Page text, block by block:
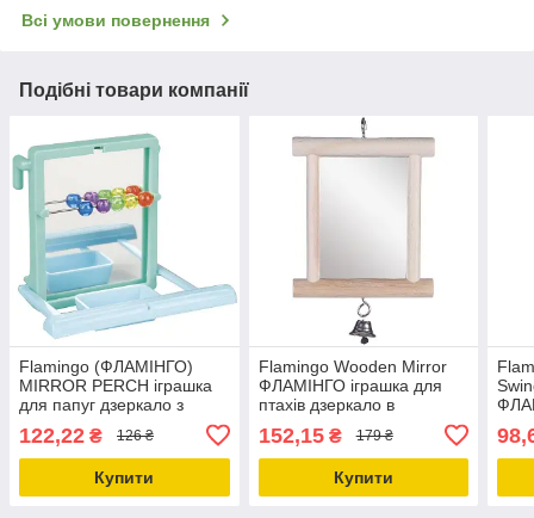
Всі умови повернення
Подібні товари компанії
Flamingo (ФЛАМІНГО)
MIRROR PERCH іграшка
для папуг дзеркало з
10х7х9 см
122,22 ₴ 126 ₴
Купити
Flamingo Wooden Mirror
ФЛАМІНГО іграшка для
птахів дзеркало в
дзвіночком 13х10 см
152,15₴ 179 ₴
Купити
см